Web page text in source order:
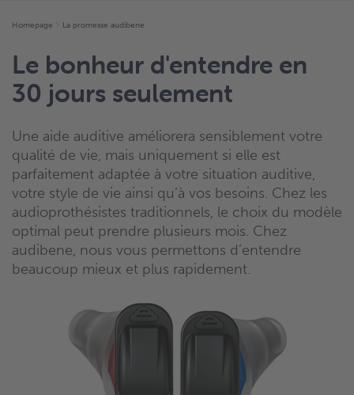
Homepage La promesse audibene
Le bonheur d'entendre en
30 jours seulement
Une aide auditive améliorera sensiblement votre
qualité de vie, mais uniquement si elle est
parfaitement adaptée à votre situation auditive,
votre style de vie ainsi qu’à vos besoins. Chez les
audioprothésistes traditionnels, le choix du modèle
optimal peut prendre plusieurs mois. Chez
audibene, nous vous permettons d’entendre
beaucoup mieux et plus rapidement.